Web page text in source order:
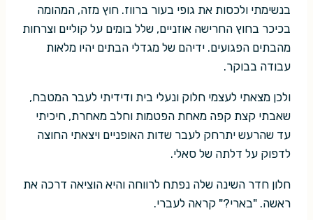
בנשימתי ולכסות את גופי בעור ברווז. חוץ מזה, המהומה
בכיכר בחוץ החרישה אוזניים, שלל בומים על קוליים וצרחות
מהבתים הפגועים. ידיהם של מגדלי הבתים יהיו מלאות
עבודה בבוקר.
ולכן מצאתי לעצמי חלוק ונעלי בית ודידיתי לעבר המטבח,
שאבתי קצת קפה מאחת הפטמות וחלב מאחרת, חיכיתי
עד שהרעש יתרחק לעבר שדות האופניים ויצאתי החוצה
לדפוק על דלתה של סאלי.
חלון חדר השינה שלה נפתח לרווחה והיא הוציאה דרכה את
ראשה. "בארי?" קראה לעברי.